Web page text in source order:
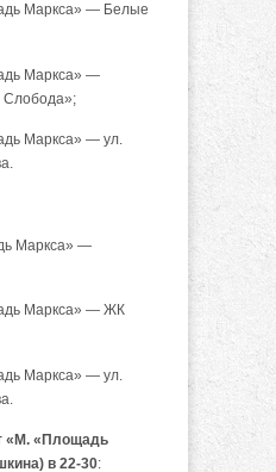
Маркса» — Белые
Маркса» —
Слобода»;
Маркса» — ул.
Маркса» —
Маркса» — ЖК
Маркса» — ул.
«М. «Площадь
в 22-30: